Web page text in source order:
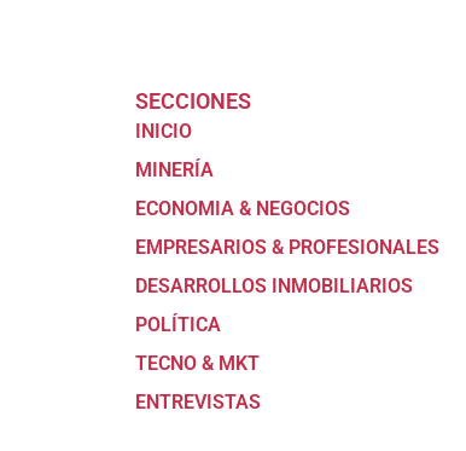
SECCIONES
INICIO
MINERÍA
ECONOMIA & NEGOCIOS
EMPRESARIOS & PROFESIONALES
DESARROLLOS INMOBILIARIOS
POLÍTICA
TECNO & MKT
ENTREVISTAS